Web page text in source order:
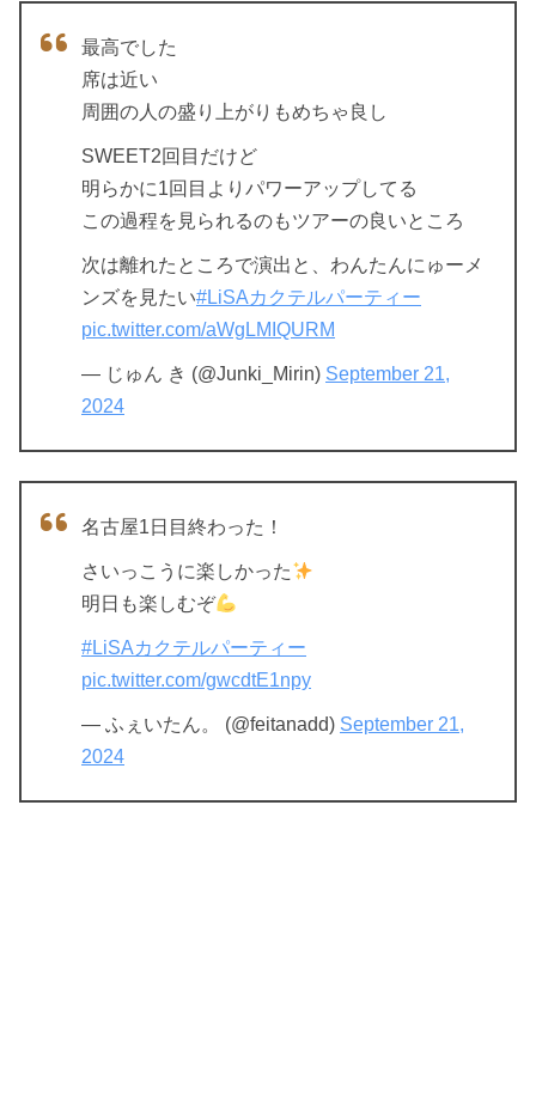
最高でした
席は近い
周囲の人の盛り上がりもめちゃ良し
SWEET2回目だけど
明らかに1回目よりパワーアップしてる
この過程を見られるのもツアーの良いところ
次は離れたところで演出と、わんたんにゅーメ
ンズを見たい#LiSAカクテルパーティー
pic.twitter.com/aWgLMIQURM
— じゅん き (@Junki_Mirin) September 21,
2024
名古屋1日目終わった！
さいっこうに楽しかった
明日も楽しむぞ
#LiSAカクテルパーティー
pic.twitter.com/gwcdtE1npy
— ふぇいたん。 (@feitanadd) September 21,
2024